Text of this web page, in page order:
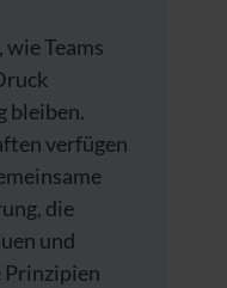
Teams
bleiben.
verfügen
die
und
Prinzipien